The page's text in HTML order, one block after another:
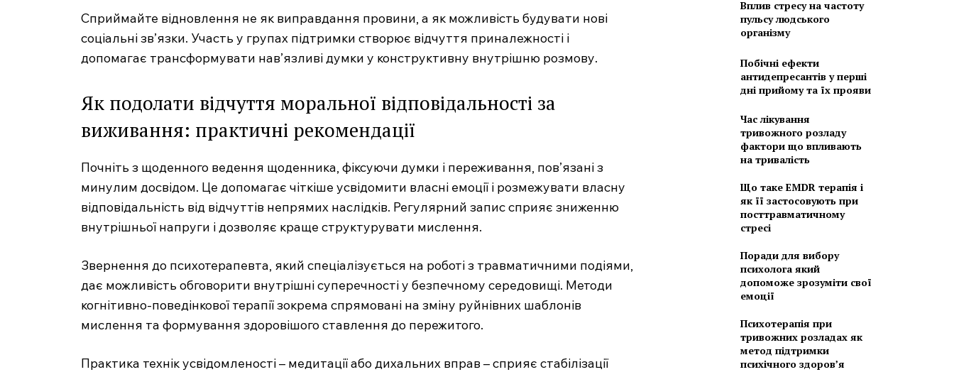
Сприймайте відновлення не як виправдання провини, а як можливість будувати нові
соціальні зв’язки. Участь у групах підтримки створює відчуття приналежності і
допомагає трансформувати нав’язливі думки у конструктивну внутрішню розмову.
Як подолати відчуття моральної відповідальності за
виживання: практичні рекомендації
Почніть з щоденного ведення щоденника, фіксуючи думки і переживання, пов’язані з
минулим досвідом. Це допомагає чіткіше усвідомити власні емоції і розмежувати власну
відповідальність від відчуттів непрямих наслідків. Регулярний запис сприяє зниженню
внутрішньої напруги і дозволяє краще структурувати мислення.
Звернення до психотерапевта, який спеціалізується на роботі з травматичними подіями,
дає можливість обговорити внутрішні суперечності у безпечному середовищі. Методи
когнітивно-поведінкової терапії зокрема спрямовані на зміну руйнівних шаблонів
мислення та формування здоровішого ставлення до пережитого.
Практика технік усвідомленості – медитації або дихальних вправ – сприяє стабілізації
Вплив стресу на частоту
пульсу людського
організму
Побічні ефекти
антидепресантів у перші
дні прийому та їх прояви
Час лікування
тривожного розладу
фактори що впливають
на тривалість
Що таке EMDR терапія і
як її застосовують при
посттравматичному
стресі
Поради для вибору
психолога який
допоможе зрозуміти свої
емоції
Психотерапія при
тривожних розладах як
метод підтримки
психічного здоров’я